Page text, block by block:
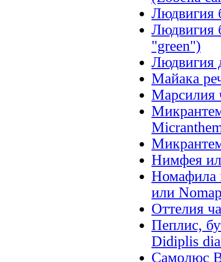
Людвигия
Людвигия
"green")
Людвигия
Майака
Марсилия
Нимфея
Номафила
или
Оттелия
Пеплис,
Didiplis
Самолюс